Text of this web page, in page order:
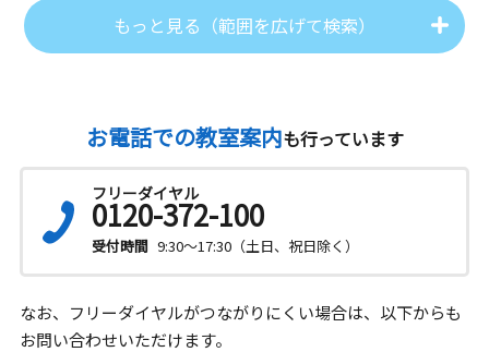
もっと見る（範囲を広げて検索）
お電話での教室案内も行っています
フリーダイヤル
0120-372-100
受付時間 9:30～17:30（土日、祝日除く）
なお、フリーダイヤルがつながりにくい場合は、以下からも
お問い合わせいただけます。